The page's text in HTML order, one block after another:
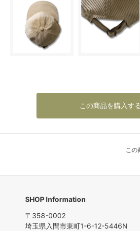
この商品を購入する
こ
SHOP Information
〒358-0002
埼玉県入間市東町1-6-12-5446N